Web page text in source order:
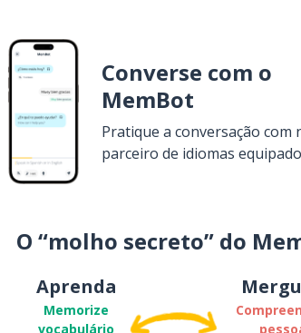
Converse com o
MemBot
Pratique a conversação com
parceiro de idiomas
O “molho secreto” do
Aprenda
Memorize
vocabulário